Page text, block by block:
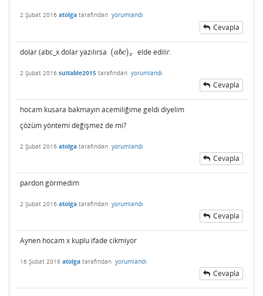
2 Şubat 2016 atolga tarafından yorumlandı
Cevapla
dolar (abc_x dolar yazılırsa (abc)x
(abc)x elde edilir.
2 Şubat 2016 suitable2015 tarafından yorumlandı
Cevapla
hocam kusara bakmayın acemiliğime geldi diyelim
çözüm yöntemi değişmez de mi?
2 Şubat 2016 atolga tarafından yorumlandı
Cevapla
pardon görmedim
2 Şubat 2016 atolga tarafından yorumlandı
Cevapla
Aynen hocam x kuplu ifade cikmiyor
16 Şubat 2016 atolga tarafından yorumlandı
Cevapla